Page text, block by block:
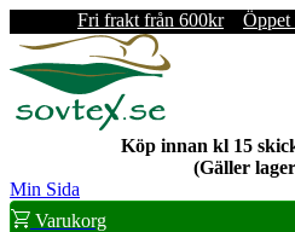
Fri frakt från 600kr Öppet
Köp innan kl 15
(Gäller
Min Sida
Varukorg